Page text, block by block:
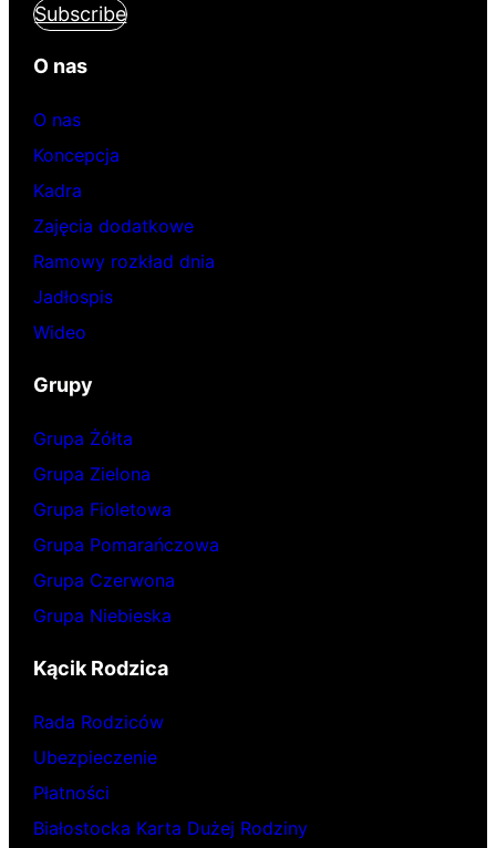
Subscribe
O nas
O nas
Koncepcja
Kadra
Zajęcia dodatkowe
Ramowy rozkład dnia
Jadłospis
Wideo
Grupy
Grupa Żółta
Grupa Zielona
Grupa Fioletowa
Grupa Pomarańczowa
Grupa Czerwona
Grupa Niebieska
Kącik Rodzica
Rada Rodziców
Ubezpieczenie
Płatności
Białostocka Karta Dużej Rodziny